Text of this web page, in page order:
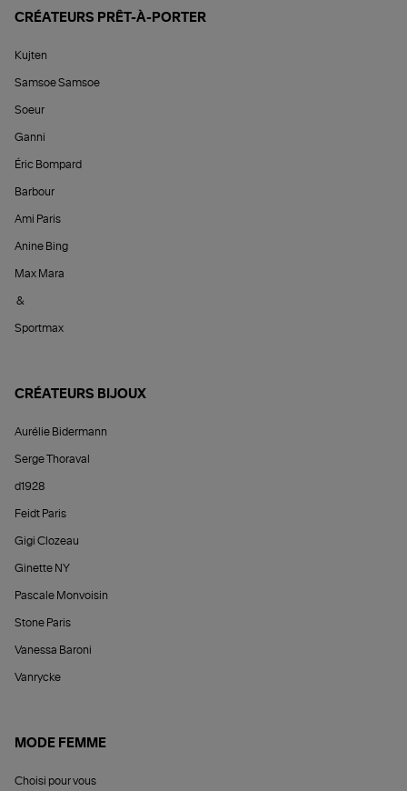
CRÉATEURS PRÊT-À-PORTER
Kujten
Samsoe Samsoe
Soeur
Ganni
Éric Bompard
Barbour
Ami Paris
Anine Bing
Max Mara
&
Sportmax
CRÉATEURS BIJOUX
Aurélie Bidermann
Serge Thoraval
d1928
Feidt Paris
Gigi Clozeau
Ginette NY
Pascale Monvoisin
Stone Paris
Vanessa Baroni
Vanrycke
MODE FEMME
Choisi pour vous